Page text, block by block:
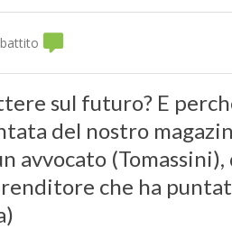
sul futuro? E
del nostro
avvocato
che ha